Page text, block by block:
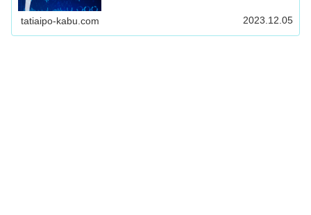
tatiaipo-kabu.com 2023.12.05